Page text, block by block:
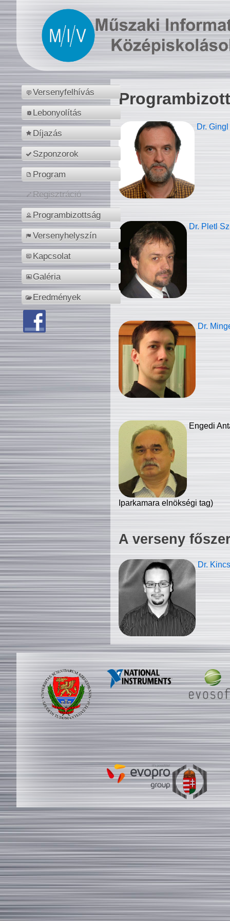
Versenyfelhívás
Lebonyolítás
Díjazás
Szponzorok
Program
Regisztráció
Programbizottság
Versenyhelyszín
Kapcsolat
Galéria
Eredmények
Dr.
Dr. Pletl
Dr.
Engedi
Iparkamara elnökségi tag)
A verseny
Dr.